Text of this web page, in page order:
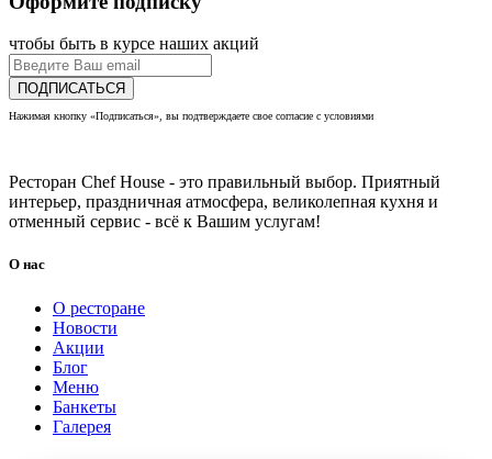
чтобы быть в курсе наших акций
ПОДПИСАТЬСЯ
Нажимая кнопку «Подписаться», вы подтверждаете свое согласие с условиями
Ресторан Chef House - это правильный выбор. Приятный
интерьер, праздничная атмосфера, великолепная кухня и
отменный сервис - всё к Вашим услугам!
О нас
О ресторане
Новости
Акции
Блог
Меню
Банкеты
Галерея